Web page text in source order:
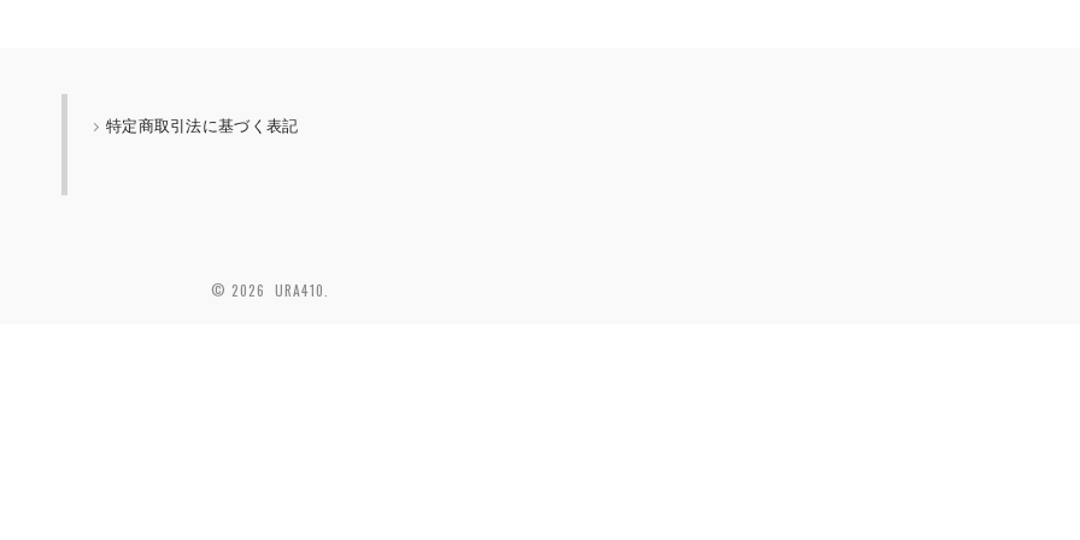
特定商取引法に基づく表記
© 2026 URA410.